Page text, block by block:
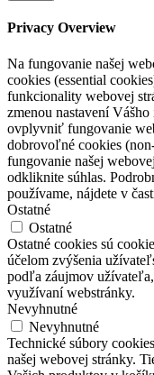
Privacy Overview
Na fungovanie našej
cookies (essential
funkcionality webovej
zmenou nastavení
ovplyvniť fungovanie
dobrovoľné cookies
fungovanie našej
odkliknite súhlas.
používame, nájdete v
Ostatné
Ostatné
Ostatné cookies sú
účelom zvýšenia
podľa záujmov
využívaní webstránky.
Nevyhnutné
Nevyhnutné
Technické súbory
našej webovej stránky.